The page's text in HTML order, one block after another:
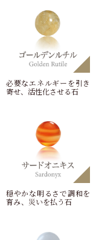
必要なエネルギーを引き
寄せ、活性化させる石
穏やかな明るさで調和を
育み、災いを払う石